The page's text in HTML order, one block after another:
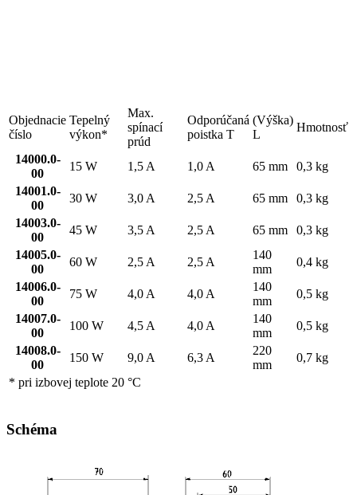
Objednacie
číslo
Tepelný
výkon*
Max.
spínací
prúd
Odporúčaná
poistka T
(Výška)
L
Hmotnosť
14000.0-
00
15 W 1,5 A 1,0 A 65 mm
0,3 kg
14001.0-
00
30 W 3,0 A 2,5 A 65 mm
0,3 kg
14003.0-
00
45 W 3,5 A 2,5 A 65 mm
0,3 kg
14005.0-
00
60 W 2,5 A 2,5 A
140
mm
0,4 kg
14006.0-
00
75 W 4,0 A 4,0 A
140
mm
0,5 kg
14007.0-
00
100 W 4,5 A 4,0 A
140
mm
0,5 kg
14008.0-
00
150 W 9,0 A 6,3 A
220
mm
0,7 kg
* pri izbovej teplote 20 °C
Schéma